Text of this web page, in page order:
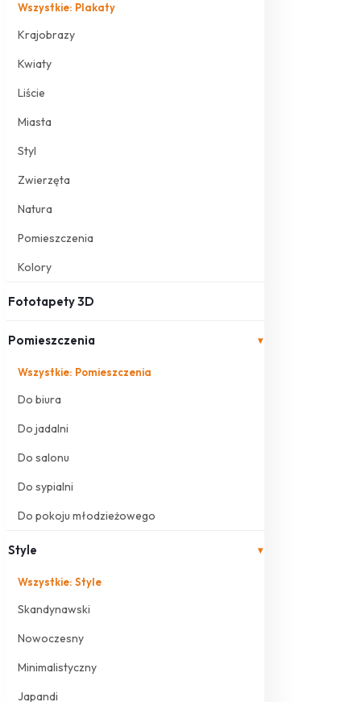
Wszystkie: Plakaty
Krajobrazy
Kwiaty
Liście
Miasta
Styl
Zwierzęta
Natura
Pomieszczenia
Kolory
Fototapety 3D
Pomieszczenia ▾
Wszystkie: Pomieszczenia
Do biura
Do jadalni
Do salonu
Do sypialni
Do pokoju młodzieżowego
Style ▾
Wszystkie: Style
Skandynawski
Nowoczesny
Minimalistyczny
Japandi